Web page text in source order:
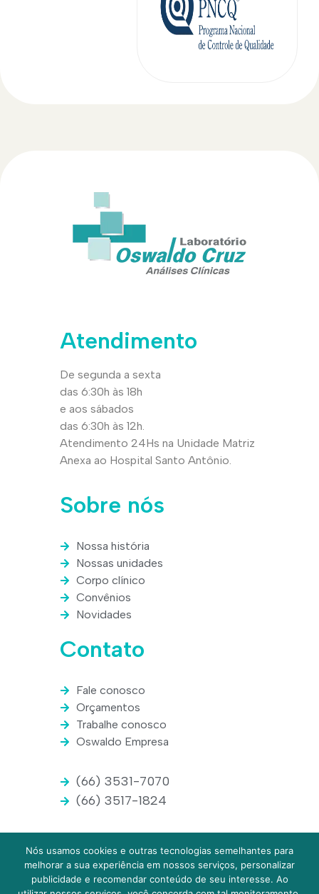
Atendimento
De segunda a sexta
das 6:30h às 18h
e aos sábados
das 6:30h às 12h.
Atendimento 24Hs na Unidade Matriz
Anexa ao Hospital Santo Antônio.
Sobre nós
Nossa história
Nossas unidades
Corpo clínico
Convênios
Novidades
Contato
Fale conosco
Orçamentos
Trabalhe conosco
Oswaldo Empresa
(66) 3531-7070
(66) 3517-1824
© 2020Laboratório Oswaldo Cruz. Todos os direitos
reservados.
Nós usamos cookies e outras tecnologias semelhantes para
melhorar a sua experiência em nossos serviços, personalizar
publicidade e recomendar conteúdo de seu interesse. Ao